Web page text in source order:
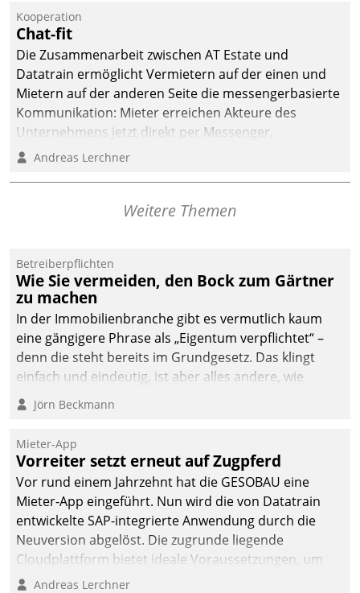
Einsparungen durch optimierte und automatisierte
Prozesse. Doch man darf nicht zu viel erwarten: Allein
mit der Einführung einer neuen Software ist es nicht
getan. Die Digitalisierung erfordert von Unternehmen
die Bereitschaft, sich zu überprüfen, zu hinterfragen
und zu verändern.
Kooperation
Chat-fit
Die Zusammenarbeit zwischen AT Estate und
Datatrain ermöglicht Vermietern auf der einen und
Mietern auf der anderen Seite die messengerbasierte
Kommunikation: Mieter erreichen Akteure des
Unternehmens jetzt direkt per Messenger,
Mitarbeiter oder Dienstleister empfangen oder
Andreas Lerchner
Weitere Themen
Betreiberpflichten
Wie Sie vermeiden, den Bock zum Gärtner
zu machen
In der Immobilienbranche gibt es vermutlich kaum
eine gängigere Phrase als „Eigentum verpflichtet“ –
denn die steht bereits im Grundgesetz. Das klingt
einfach und eindeutig, ist aber alles andere, wie
Branchenbeschäftigte wissen. Denn mit der
Verantwortung folgen Verpflichtungen.
Jörn Beckmann
Mieter-App
Vorreiter setzt erneut auf Zugpferd
Vor rund einem Jahrzehnt hat die GESOBAU eine
Mieter-App eingeführt. Nun wird die von Datatrain
entwickelte SAP-integrierte Anwendung durch die
Neuversion abgelöst. Die zugrunde liegende
Cloudplattform bietet ideale Voraussetzungen, um
die Funktionalität der App zu erweitern und weitere
Andreas Lerchner